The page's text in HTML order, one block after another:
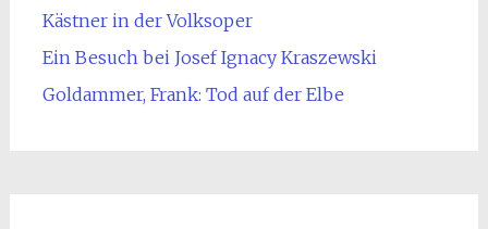
Kästner in der Volksoper
Ein Besuch bei Josef Ignacy Kraszewski
Goldammer, Frank: Tod auf der Elbe